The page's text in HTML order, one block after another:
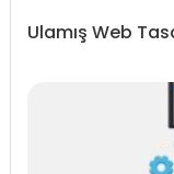
Ulamış Web